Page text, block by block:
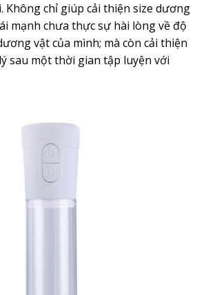
Không chỉ giúp cải thiện size dương
mạnh chưa thực sự hài lòng về độ
vật của mình; mà còn cải thiện
sau một thời gian tập luyện với